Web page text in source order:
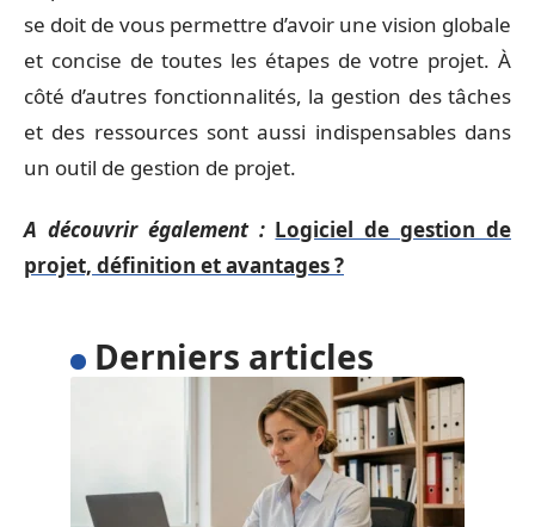
se doit de vous permettre d’avoir une vision globale
et concise de toutes les étapes de votre projet. À
côté d’autres fonctionnalités, la gestion des tâches
et des ressources sont aussi indispensables dans
un outil de gestion de projet.
A découvrir également : Logiciel de gestion de
projet, définition et avantages ?
Derniers articles